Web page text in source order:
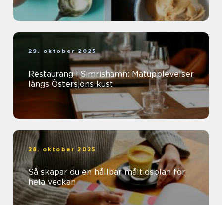
29. oktober 2025
Restaurang i Simrishamn: Matupplevelser
längs Östersjöns kust
28. oktober 2025
Så skapar du en hållbar måltidsplan för
hela veckan